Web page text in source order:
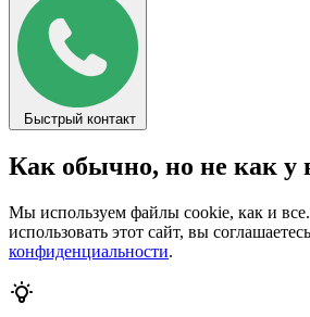
Быстрый контакт
Как обычно, но не как у
Мы используем файлы cookie, как и
использовать этот сайт, вы
конфиденциальности.